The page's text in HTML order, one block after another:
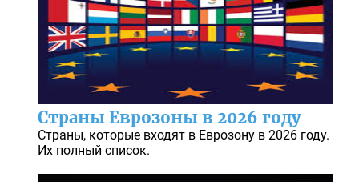
Страны Еврозоны в 2026 году
Страны, которые входят в Еврозону в 2026 году.
Их полный список.